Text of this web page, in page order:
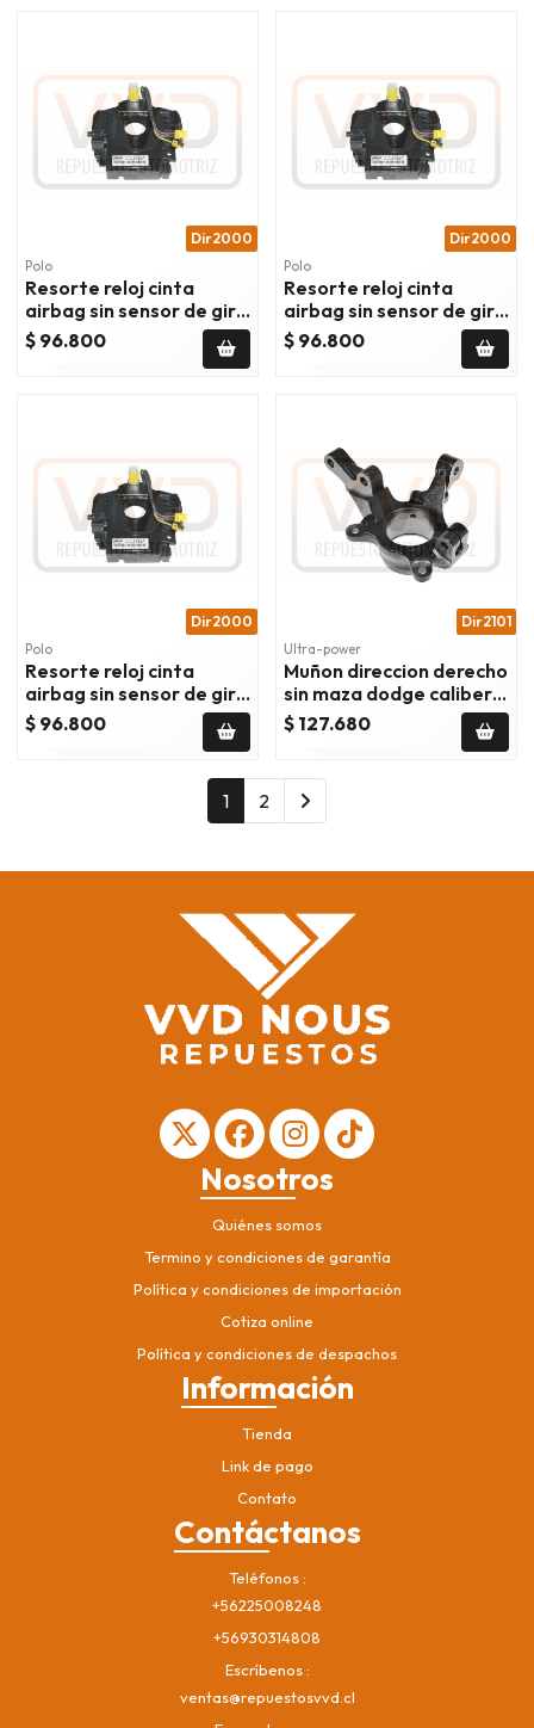
Dir2000
Polo
Resorte reloj cinta
airbag sin sensor de giro
dodge caliber 1.8
2007/2009
$ 96.800
Dir2000
Polo
Resorte reloj cinta
airbag sin sensor de giro
dodge caliber 2.0
2007/2012
$ 96.800
Dir2000
Polo
Resorte reloj cinta
airbag sin sensor de giro
dodge caliber 2.4
2007/2012
$ 96.800
Dir2101
Ultra-power
Muñon direccion derecho
sin maza dodge caliber
2007/2012
$ 127.680
1 2
Nosotros
Quiénes somos
Termino y condiciones de garantía
Política y condiciones de importación
Cotiza online
Política y condiciones de despachos
Información
Tienda
Link de pago
Contato
Contáctanos
Teléfonos
+56225008248
+56930314808
Escríbenos
ventas@repuestosvvd.cl